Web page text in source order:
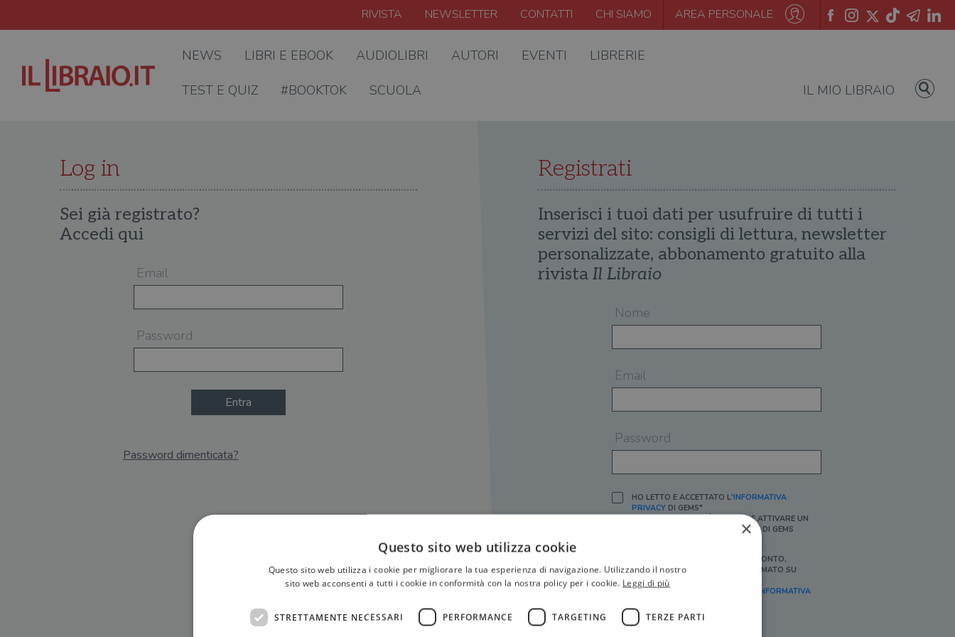
RIVISTA NEWSLETTER CONTATTI CHI SIAMO AREA PERSONALE
NEWS LIBRI E EBOOK AUDIOLIBRI AUTORI EVENTI LIBRERIE
TEST E QUIZ #BOOKTOK SCUOLA IL MIO LIBRAIO
Log in
Sei già registrato?
Accedi qui
Email
Password
Entra
Password dimenticata?
Registrati
Inserisci i tuoi dati per usufruire di tutti i
servizi del sito: consigli di lettura, newsletter
personalizzate, abbonamento gratuito alla
rivista Il Libraio
Nome
Email
Password
HO LETTO E ACCETTATO L'INFORMATIVA
PRIVACYDI GEMS*
IN MANCANZA NON È POSSIBILE ATTIVARE UN
ACCOUNT E/O RICEVERE I SERVIZI DI GEMS
SÌ, DESIDERO RICEVERE BUONI SCONTO,
OFFERTE SPECIALI, ESSERE INFORMATO SU
PROMOZIONI E NOVITÀ.
[FINALITÀ MARKETING, ART.2 (E),
INFORMATIVA
×
Questo sito web utilizza cookie
Questo sito web utilizza i cookie per migliorare la tua esperienza di navigazione. Utilizzando il nostro
sito web acconsenti a tutti i cookie in conformità con la nostra policy per i cookie. Leggi di più
STRETTAMENTE NECESSARI PERFORMANCE TARGETING TERZE PARTI